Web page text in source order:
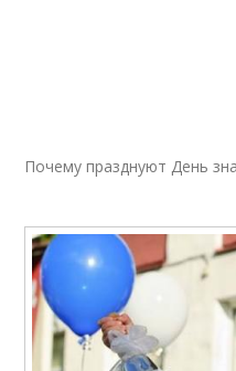
Почему празднуют День